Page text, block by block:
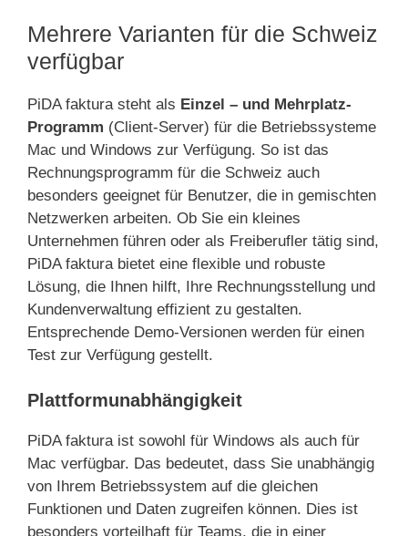
Mehrere Varianten für die Schweiz
verfügbar
PiDA faktura steht als Einzel – und Mehrplatz-
Programm (Client-Server) für die Betriebssysteme
Mac und Windows zur Verfügung. So ist das
Rechnungsprogramm für die Schweiz auch
besonders geeignet für Benutzer, die in gemischten
Netzwerken arbeiten. Ob Sie ein kleines
Unternehmen führen oder als Freiberufler tätig sind,
PiDA faktura bietet eine flexible und robuste
Lösung, die Ihnen hilft, Ihre Rechnungsstellung und
Kundenverwaltung effizient zu gestalten.
Entsprechende Demo-Versionen werden für einen
Test zur Verfügung gestellt.
Plattformunabhängigkeit
PiDA faktura ist sowohl für Windows als auch für
Mac verfügbar. Das bedeutet, dass Sie unabhängig
von Ihrem Betriebssystem auf die gleichen
Funktionen und Daten zugreifen können. Dies ist
besonders vorteilhaft für Teams, die in einer